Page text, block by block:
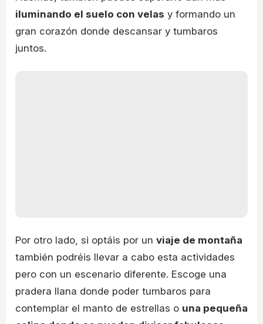
iluminando el suelo con velas y formando un
gran corazón donde descansar y tumbaros
juntos.
Por otro lado, si optáis por un viaje de montaña
también podréis llevar a cabo esta actividades
pero con un escenario diferente. Escoge una
pradera llana donde poder tumbaros para
contemplar el manto de estrellas o una pequeña